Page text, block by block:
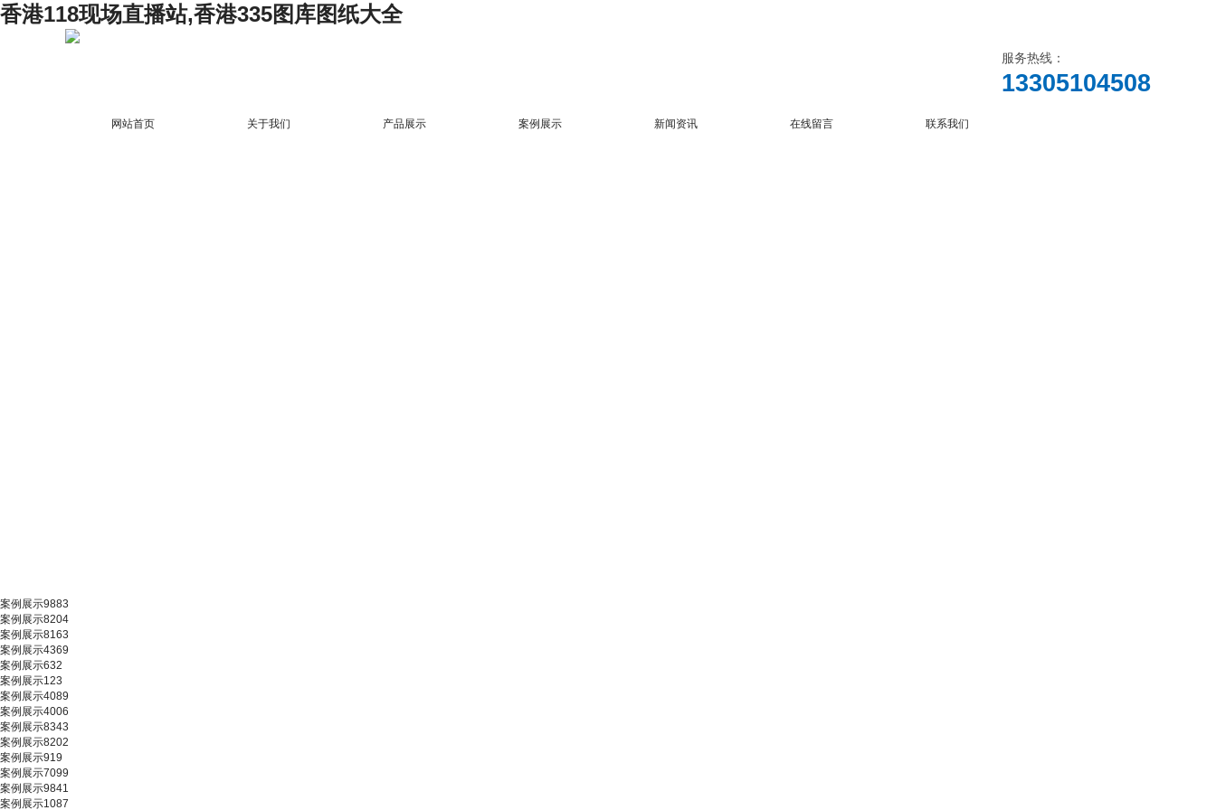
香港118现场直播站,香港335图库图纸大全
服务热线：
13305104508
网站首页 关于我们 产品展示 案例展示 新闻资讯 在线留言 联系我们
案例展示9883
案例展示8204
案例展示8163
案例展示4369
案例展示632
案例展示123
案例展示4089
案例展示4006
案例展示8343
案例展示8202
案例展示919
案例展示7099
案例展示9841
案例展示1087